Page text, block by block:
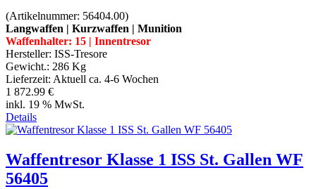
(Artikelnummer: 56404.00)
Langwaffen | Kurzwaffen | Munition
Waffenhalter: 15 | Innentresor
Hersteller: ISS-Tresore
Gewicht.: 286 Kg
Lieferzeit: Aktuell ca. 4-6 Wochen
1 872.99 €
inkl. 19 % MwSt.
Details
Waffentresor Klasse 1 ISS St. Gallen WF
56405